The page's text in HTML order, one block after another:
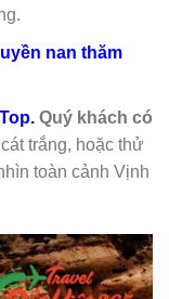
nan thăm
Quý khách có
trắng, hoặc thử
toàn cảnh Vịnh